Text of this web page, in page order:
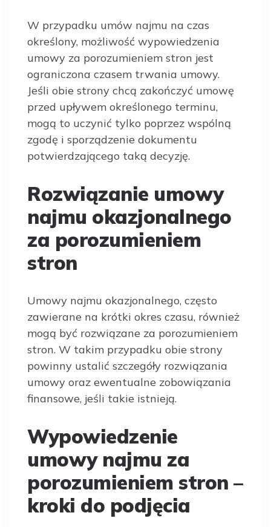
W przypadku umów najmu na czas
określony, możliwość wypowiedzenia
umowy za porozumieniem stron jest
ograniczona czasem trwania umowy.
Jeśli obie strony chcą zakończyć umowę
przed upływem określonego terminu,
mogą to uczynić tylko poprzez wspólną
zgodę i sporządzenie dokumentu
potwierdzającego taką decyzję.
Rozwiązanie umowy
najmu okazjonalnego
za porozumieniem
stron
Umowy najmu okazjonalnego, często
zawierane na krótki okres czasu, również
mogą być rozwiązane za porozumieniem
stron. W takim przypadku obie strony
powinny ustalić szczegóły rozwiązania
umowy oraz ewentualne zobowiązania
finansowe, jeśli takie istnieją.
Wypowiedzenie
umowy najmu za
porozumieniem stron –
kroki do podjęcia